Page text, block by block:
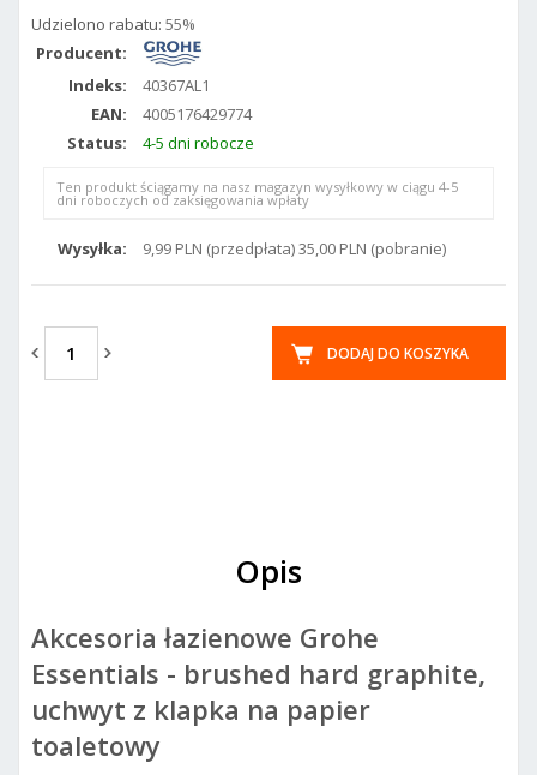
Udzielono rabatu: 55%
Producent:
Indeks:
40367AL1
EAN:
4005176429774
Status:
4-5 dni robocze
Ten produkt ściągamy na nasz magazyn wysyłkowy w ciągu 4-5
dni roboczych od zaksięgowania wpłaty
Wysyłka: 9,99 PLN (przedpłata) 35,00 PLN (pobranie)
DODAJ DO KOSZYKA
Opis
Akcesoria łazienowe Grohe
Essentials - brushed hard graphite,
uchwyt z klapka na papier
toaletowy